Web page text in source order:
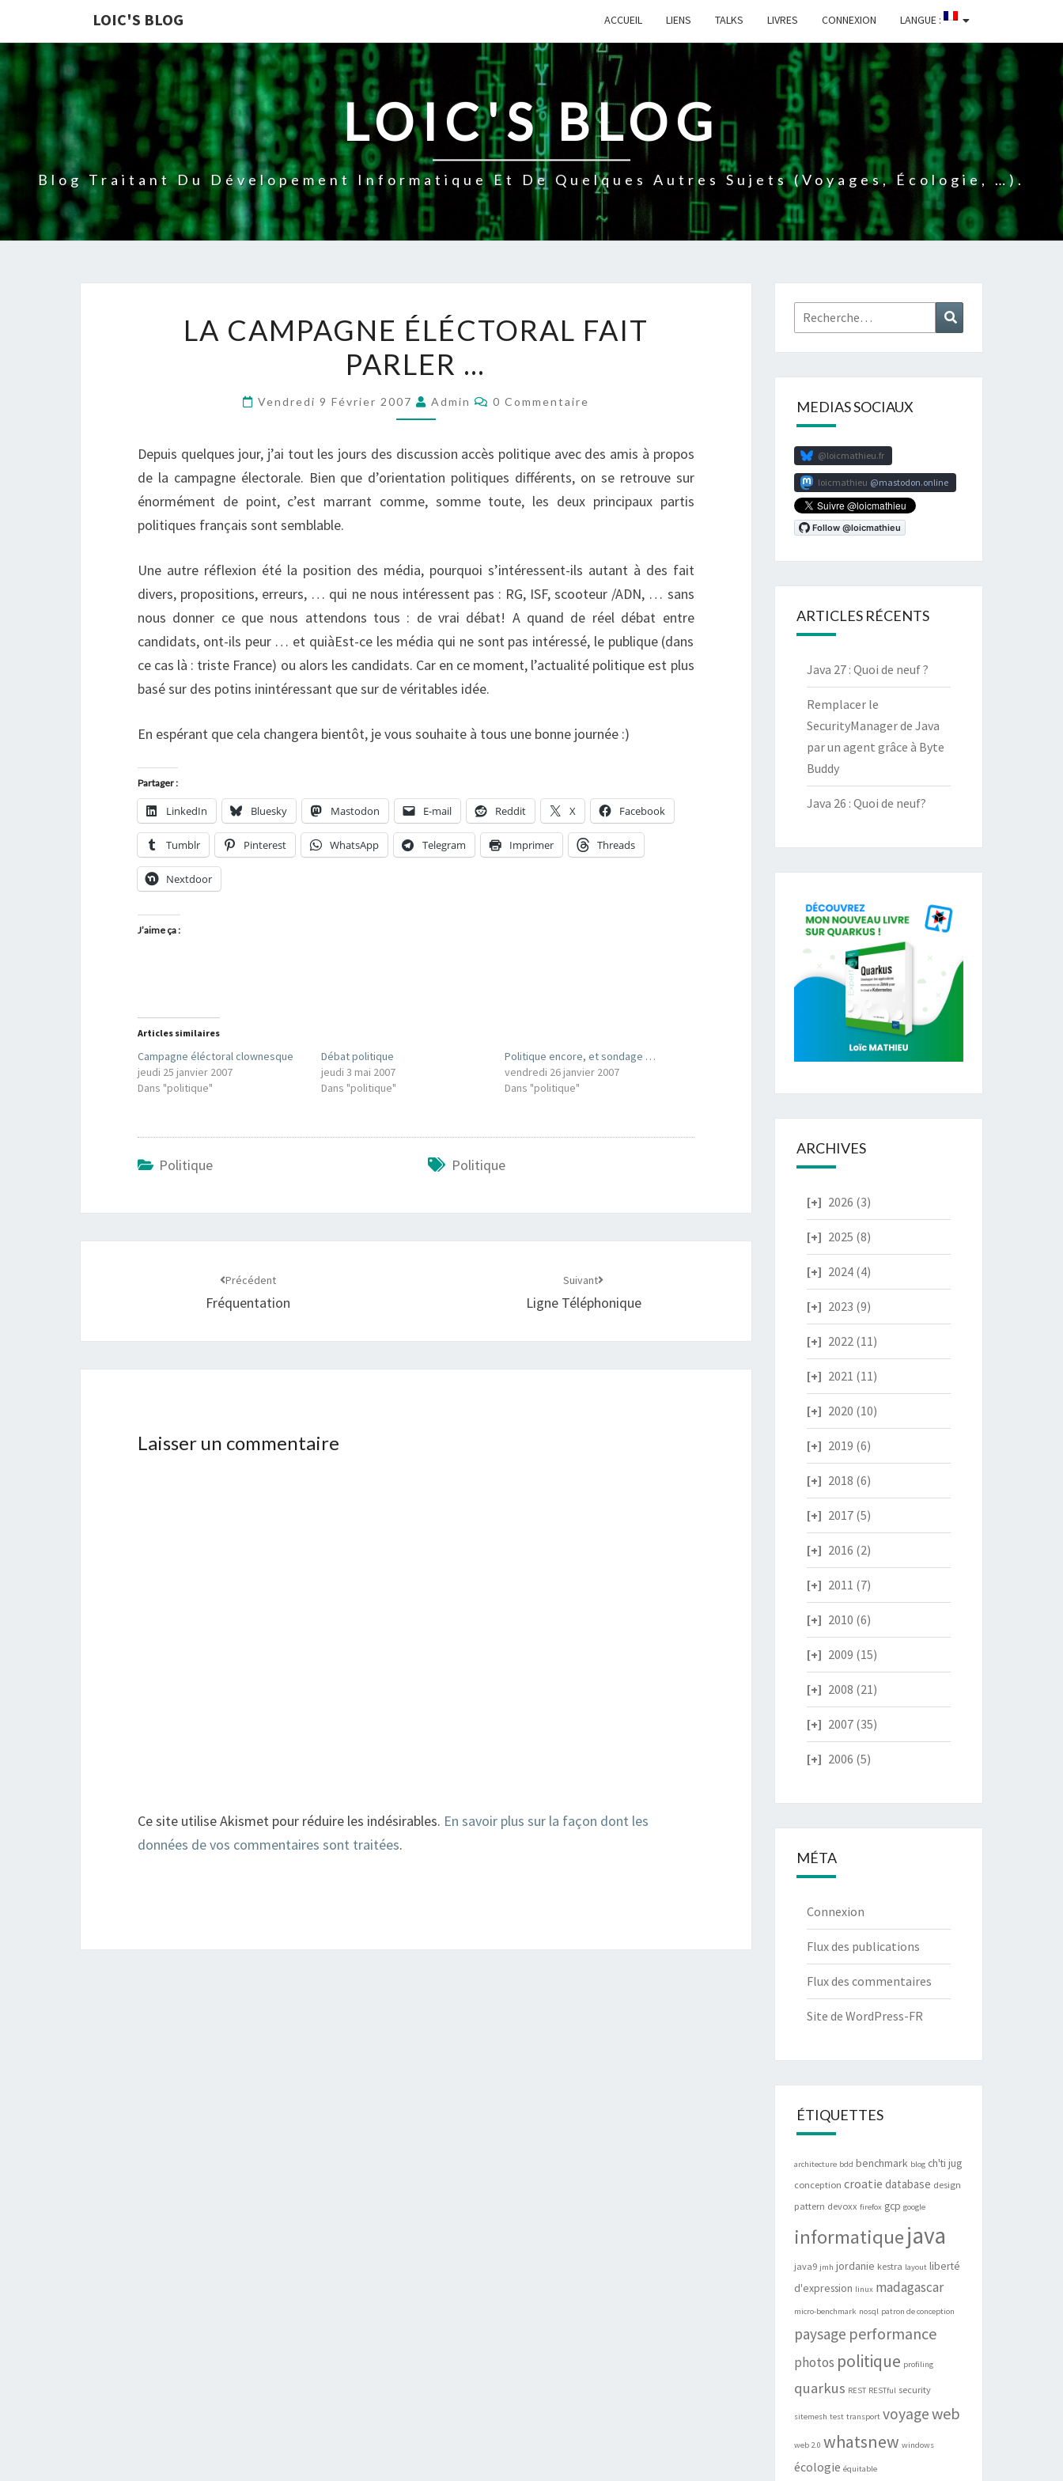
LOIC'S BLOG ACCUEIL LIENS TALKS LIVRES CONNEXION LANGUE :
LOIC'S BLOG
Blog Traitant Du Dévelopement Informatique Et De Quelques Autres Sujets (voyages, Écologie, …).
CAMPAGNE
ÉLÉCTORAL
FAIT
PARLER
LA CAMPAGNE ÉLÉCTORAL FAIT
PARLER …
Vendredi 9 Février 2007 Admin Commentaires
0 Commentaire
Depuis quelques jour, j’ai tout les jours des discussion accès politique avec des amis à propos
de la campagne électorale. Bien que d’orientation politiques différents, on se retrouve sur
énormément de point, c’est marrant comme, somme toute, les deux principaux partis
politiques français sont semblable.
Une autre réflexion été la position des média, pourquoi s’intéressent-ils autant à des fait
divers, propositions, erreurs, … qui ne nous intéressent pas : RG, ISF, scooteur /ADN, … sans
nous donner ce que nous attendons tous : de vrai débat! A quand de réel débat entre
candidats, ont-ils peur … et quiàEst-ce les média qui ne sont pas intéressé, le publique (dans
ce cas là : triste France) ou alors les candidats. Car en ce moment, l’actualité politique est plus
basé sur des potins inintéressant que sur de véritables idée.
En espérant que cela changera bientôt, je vous souhaite à tous une bonne journée :)
Partager :
LinkedIn Bluesky Mastodon E-mail Reddit X Facebook
Tumblr Pinterest WhatsApp Telegram Imprimer Threads
Nextdoor
J’aime ça :
Articles similaires
Campagne éléctoral clownesque
jeudi 25 janvier 2007
Dans "politique"
Débat politique
jeudi 3 mai 2007
Dans "politique"
Politique encore, et sondage …
vendredi 26 janvier 2007
Dans "politique"
Politique Politique
Précédent
Fréquentation
Suivant
Ligne Téléphonique
Laisser un commentaire
Ce site utilise Akismet pour réduire les indésirables. En savoir plus sur la façon dont les
données de vos commentaires sont traitées.
Rechercher :
MEDIAS SOCIAUX
@loicmathieu.fr
loicmathieu mastodon.online
ARTICLES RÉCENTS
Java 27 : Quoi de neuf ?
Remplacer le
SecurityManager de Java
par un agent grâce à Byte
Buddy
Java 26 : Quoi de neuf?
ARCHIVES
2026 (3)
2025 (8)
2024(4)
2023 (9)
2022 (11)
2021 (11)
2020 (10)
2019 (6)
2018 (6)
2017(5)
2016 (2)
2011 (7)
2010 (6)
2009 (15)
2008 (21)
2007(35)
2006 (5)
MÉTA
Connexion
Flux des publications
Flux des commentaires
Site de WordPress-FR
ÉTIQUETTES
architecture bdd benchmark blog ch'ti jug
conception croatie database design
pattern devoxx firefox gcp google
informatiquejava
java9 jmh jordanie kestra layout liberté
d'expression linux madagascar
micro-benchmark nosql patron de conception
paysage performance
photos politique profiling
quarkus REST RESTful security
sitemesh test transport voyageweb
web 2.0 whatsnew windows
écologie équitable